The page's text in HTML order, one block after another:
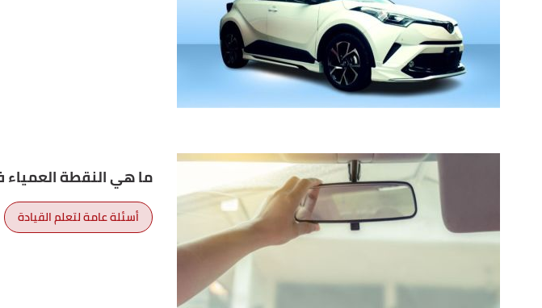
ما هي النقطة العمياء
أسئلة عامة لتعلم القيادة